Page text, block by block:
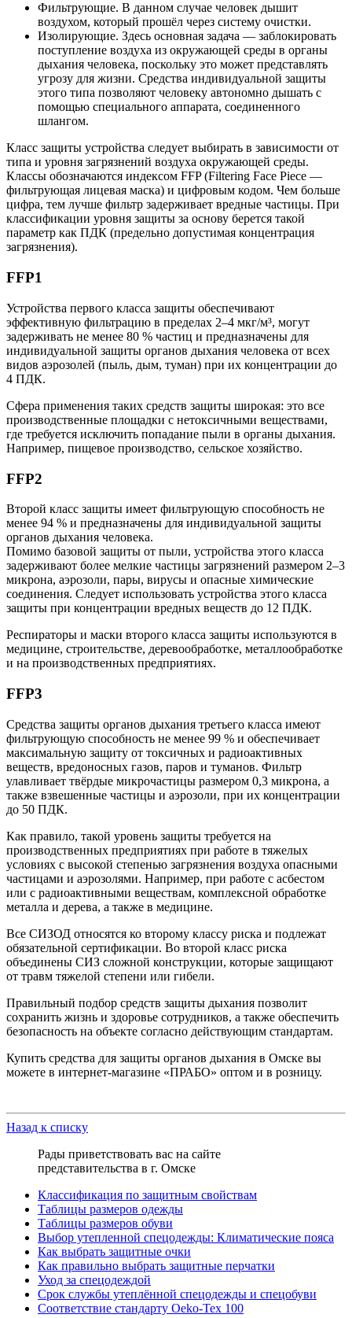
Фильтрующие. В данном случае человек дышит
воздухом, который прошёл через систему очистки.
Изолирующие. Здесь основная задача — заблокировать
поступление воздуха из окружающей среды в органы
дыхания человека, поскольку это может представлять
угрозу для жизни. Средства индивидуальной защиты
этого типа позволяют человеку автономно дышать с
помощью специального аппарата, соединенного
шлангом.
Класс защиты устройства следует выбирать в зависимости от
типа и уровня загрязнений воздуха окружающей среды.
Классы обозначаются индексом FFP (Filtering Face Piece —
фильтрующая лицевая маска) и цифровым кодом. Чем больше
цифра, тем лучше фильтр задерживает вредные частицы. При
классификации уровня защиты за основу берется такой
параметр как ПДК (предельно допустимая концентрация
загрязнения).
FFP1
Устройства первого класса защиты обеспечивают
эффективную фильтрацию в пределах 2–4 мкг/м³, могут
задерживать не менее 80 % частиц и предназначены для
индивидуальной защиты органов дыхания человека от всех
видов аэрозолей (пыль, дым, туман) при их концентрации до
4 ПДК.
Сфера применения таких средств защиты широкая: это все
производственные площадки с нетоксичными веществами,
где требуется исключить попадание пыли в органы дыхания.
Например, пищевое производство, сельское хозяйство.
FFP2
Второй класс защиты имеет фильтрующую способность не
менее 94 % и предназначены для индивидуальной защиты
органов дыхания человека.
Помимо базовой защиты от пыли, устройства этого класса
задерживают более мелкие частицы загрязнений размером 2–3
микрона, аэрозоли, пары, вирусы и опасные химические
соединения. Следует использовать устройства этого класса
защиты при концентрации вредных веществ до 12 ПДК.
Респираторы и маски второго класса защиты используются в
медицине, строительстве, деревообработке, металлообработке
и на производственных предприятиях.
FFP3
Средства защиты органов дыхания третьего класса имеют
фильтрующую способность не менее 99 % и обеспечивает
максимальную защиту от токсичных и радиоактивных
веществ, вредоносных газов, паров и туманов. Фильтр
улавливает твёрдые микрочастицы размером 0,3 микрона, а
также взвешенные частицы и аэрозоли, при их концентрации
до 50 ПДК.
Как правило, такой уровень защиты требуется на
производственных предприятиях при работе в тяжелых
условиях с высокой степенью загрязнения воздуха опасными
частицами и аэрозолями. Например, при работе с асбестом
или с радиоактивными веществам, комплексной обработке
металла и дерева, а также в медицине.
Все СИЗОД относятся ко второму классу риска и подлежат
обязательной сертификации. Во второй класс риска
объединены СИЗ сложной конструкции, которые защищают
от травм тяжелой степени или гибели.
Правильный подбор средств защиты дыхания позволит
сохранить жизнь и здоровье сотрудников, а также обеспечить
безопасность на объекте согласно действующим стандартам.
Купить средства для защиты органов дыхания в Омске вы
можете в интернет-магазине «ПРАБО» оптом и в розницу.
Назад к списку
Рады приветствовать вас на сайте
представительства в г. Омске
Классификация по защитным свойствам
Таблицы размеров одежды
Таблицы размеров обуви
Выбор утепленной спецодежды: Климатические пояса
Как выбрать защитные очки
Как правильно выбрать защитные перчатки
Уход за спецодеждой
Срок службы утеплённой спецодежды и спецобуви
Соответствие стандарту Oeko-Tex 100